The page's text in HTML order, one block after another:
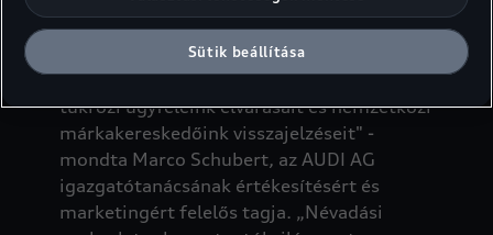
"Hosszas egyeztetések eredményeként
született meg ez a döntés, amely egyaránt
tükrözi ügyfeleink elvárásait és nemzetközi
márkakereskedőink visszajelzéseit" -
mondta Marco Schubert, az AUDI AG
igazgatótanácsának értékesítésért és
marketingért felelős tagja. „Névadási
Sütik beállítása